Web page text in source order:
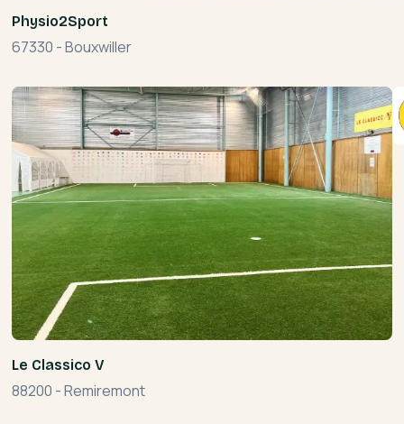
Physio2Sport
67330 -Bouxwiller
Le Classico V
88200 -Remiremont